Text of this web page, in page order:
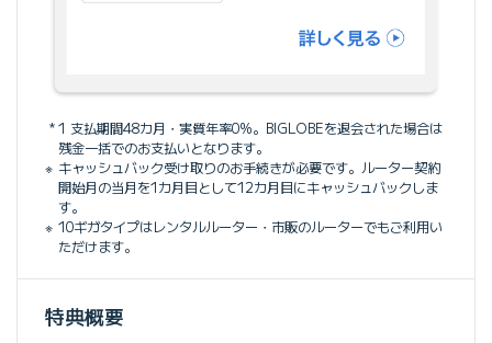
1 支払期間48カ月・実質年率0%。BIGLOBEを退会された場合は
残金一括でのお支払いとなります。
キャッシュバック受け取りのお手続きが必要です。ルーター契約
開始月の当月を1カ月目として12カ月目にキャッシュバックしま
す。
10ギガタイプはレンタルルーター・市販のルーターでもご利用い
ただけます。
特典概要